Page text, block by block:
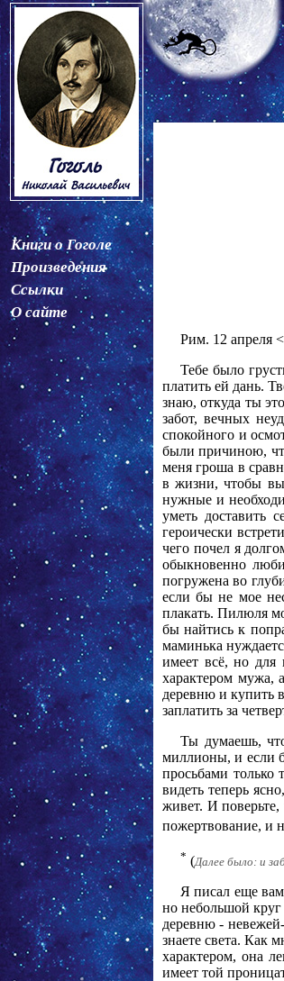
Книги о Гоголе
Произведения
Ссылки
О сайте
Рим. 12 апреля
Тебе было
платить ей дань.
знаю, откуда ты
забот, вечных
спокойного и
были причиною,
меня гроша в
в жизни, чтобы вы
нужные и
уметь доставить
героически
чего почел я
обыкновенно
погружена во
если бы не мое
плакать. Пилюля
бы найтись к
маминька
имеет всё, но для
характером мужа,
деревню и купить
заплатить за
Ты думаешь,
миллионы, и если
просьбами только
видеть теперь
живет. И поверьте,
пожертвование, и
* (Далее было: и
Я писал еще
но небольшой
деревню -
знаете света. Как
характером, она
имеет той